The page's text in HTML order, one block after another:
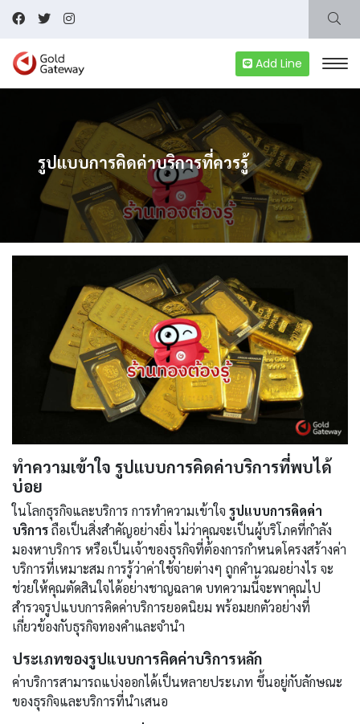
Add Line
รูปแบบการคิดค่าบริการที่ควรรู้
ทำความเข้าใจ รูปแบบการคิดค่าบริการที่พบได้
บ่อย
ในโลกธุรกิจและบริการ การทำความเข้าใจ รูปแบบการคิดค่า
บริการถือเป็นสิ่งสำคัญอย่างยิ่ง ไม่ว่าคุณจะเป็นผู้บริโภคที่กำลัง
มองหาบริการ หรือเป็นเจ้าของธุรกิจที่ต้องการกำหนดโครงสร้างค่า
บริการที่เหมาะสม การรู้ว่าค่าใช้จ่ายต่างๆ ถูกคำนวณอย่างไร จะ
ช่วยให้คุณตัดสินใจได้อย่างชาญฉลาด บทความนี้จะพาคุณไป
สำรวจรูปแบบการคิดค่าบริการยอดนิยม พร้อมยกตัวอย่างที่
เกี่ยวข้องกับธุรกิจทองคำและจำนำ
ประเภทของรูปแบบการคิดค่าบริการหลัก
ค่าบริการสามารถแบ่งออกได้เป็นหลายประเภท ขึ้นอยู่กับลักษณะ
ของธุรกิจและบริการที่นำเสนอ